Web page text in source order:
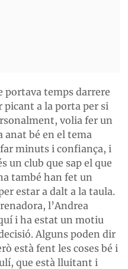
portava temps darrere
picant a la porta per si
volia fer un
anat bé en el tema
minuts i confiança, i
un club que sap el que
també han fet un
estar a dalt a la taula.
l’Andrea
i ha estat un motiu
Alguns poden dir
està fent les coses bé i
que està lluitant i